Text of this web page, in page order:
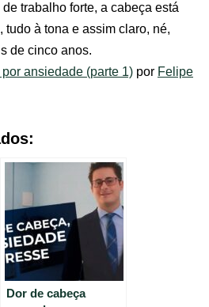
trabalho forte, a cabeça está
tudo à tona e assim claro, né,
de cinco anos.
ansiedade (parte 1) por Felipe
Dor de cabeça